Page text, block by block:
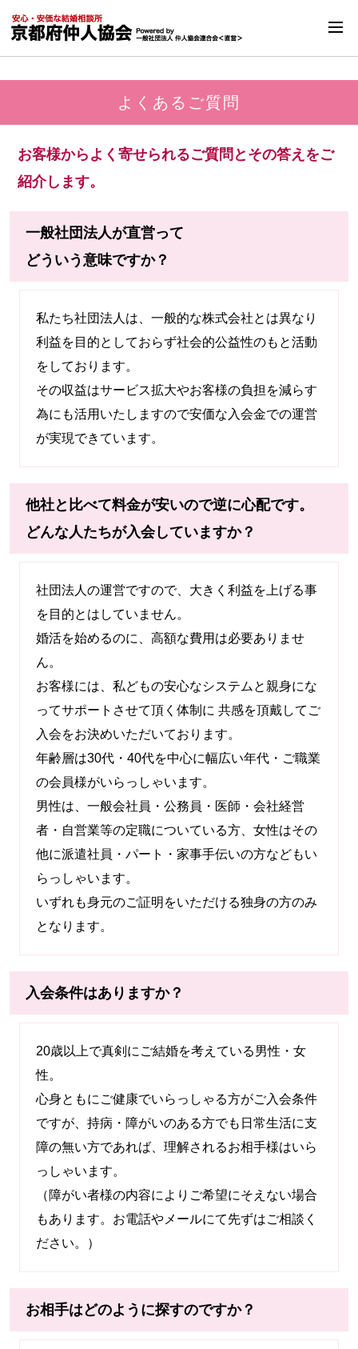
よくあるご質問
お客様からよく寄せられるご質問とその答えをご
紹介します。
一般社団法人が直営って
どういう意味ですか？
私たち社団法人は、一般的な株式会社とは異なり
利益を目的としておらず社会的公益性のもと活動
をしております。
その収益はサービス拡大やお客様の負担を減らす
為にも活用いたしますので安価な入会金での運営
が実現できています。
他社と比べて料金が安いので逆に心配です。
どんな人たちが入会していますか？
社団法人の運営ですので、大きく利益を上げる事
を目的とはしていません。
婚活を始めるのに、高額な費用は必要ありませ
ん。
お客様には、私どもの安心なシステムと親身にな
ってサポートさせて頂く体制に 共感を頂戴してご
入会をお決めいただいております。
年齢層は30代・40代を中心に幅広い年代・ご職業
の会員様がいらっしゃいます。
男性は、一般会社員・公務員・医師・会社経営
者・自営業等の定職についている方、女性はその
他に派遣社員・パート・家事手伝いの方などもい
らっしゃいます。
いずれも身元のご証明をいただける独身の方のみ
となります。
入会条件はありますか？
20歳以上で真剣にご結婚を考えている男性・女
性。
心身ともにご健康でいらっしゃる方がご入会条件
ですが、持病・障がいのある方でも日常生活に支
障の無い方であれば、理解されるお相手様はいら
っしゃいます。
（障がい者様の内容によりご希望にそえない場合
もあります。お電話やメールにて先ずはご相談く
ださい。）
お相手はどのように探すのですか？